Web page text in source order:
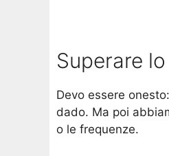
Superare
Devo essere
dado. Ma poi
o le frequenze.